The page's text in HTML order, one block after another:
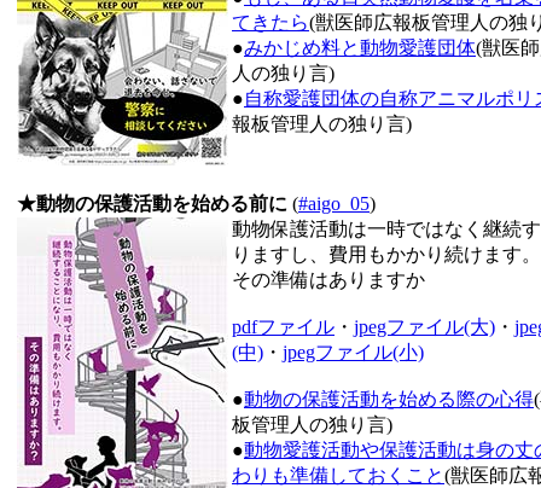
てきたら(獣医師広報板管理人の独
●みかじめ料と動物愛護団体(獣医
人の独り言)
●自称愛護団体の自称アニマルポリ
報板管理人の独り言)
★動物の保護活動を始める前に (#aigo_05)
動物保護活動は一時ではなく継続
りますし、費用もかかり続けます。
その準備はありますか
pdfファイル ・ jpegファイル(大) ・
(中) ・ jpegファイル(小)
●動物の保護活動を始める際の心得
板管理人の独り言)
●動物愛護活動や保護活動は身の丈
わりも準備しておくこと(獣医師広